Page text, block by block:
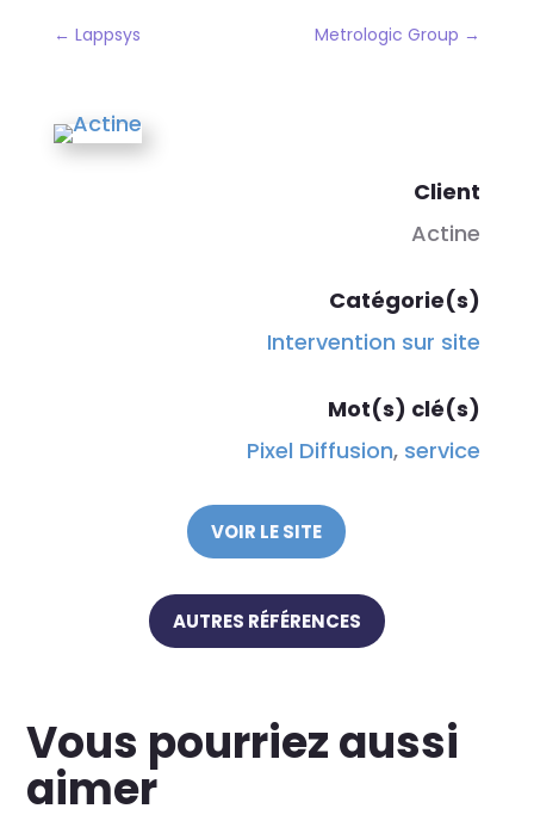
← Lappsys Metrologic Group →
Client
Actine
Catégorie(s)
Intervention sur site
Mot(s) clé(s)
Pixel Diffusion, service
VOIR LE SITE
AUTRES RÉFÉRENCES
Vous pourriez aussi
aimer